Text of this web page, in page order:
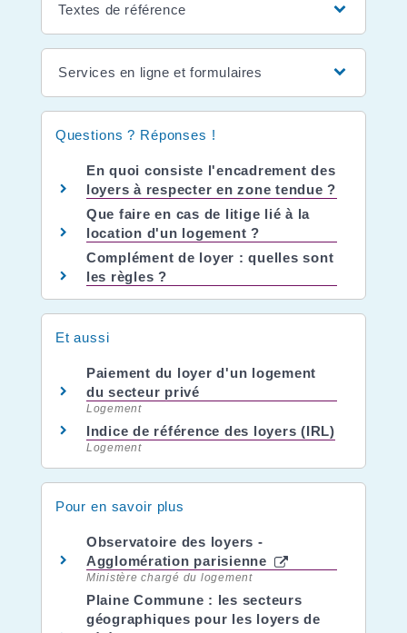
Textes de référence
Services en ligne et formulaires
Questions ? Réponses !
En quoi consiste l'encadrement des
loyers à respecter en zone tendue ?
Que faire en cas de litige lié à la
location d'un logement ?
Complément de loyer : quelles sont
les règles ?
Et aussi
Paiement du loyer d'un logement
du secteur privé
Logement
Indice de référence des loyers (IRL)
Logement
Pour en savoir plus
Observatoire des loyers -
Agglomération parisienne
Ministère chargé du logement
Plaine Commune : les secteurs
géographiques pour les loyers de